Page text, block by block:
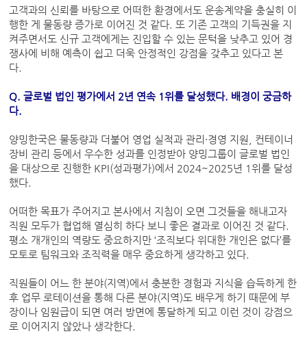
고객과의 신뢰를 바탕으로 어떠한 환경에서도 운송계약을 충실히 이
행한 게 물동량 증가로 이어진 것 같다. 또 기존 고객의 기득권을 지
켜주면서도 신규 고객에게는 진입할 수 있는 문턱을 낮추고 있어 경
쟁사에 비해 예측이 쉽고 더욱 안정적인 강점을 갖추고 있다고 본
다.
Q. 글로벌 법인 평가에서 2년 연속 1위를 달성했다. 배경이 궁금하
다.
양밍한국은 물동량과 더불어 영업 실적과 관리·경영 지원, 컨테이너
장비 관리 등에서 우수한 성과를 인정받아 양밍그룹이 글로벌 법인
을 대상으로 진행한 KPI(성과평가)에서 2024~2025년 1위를 달성
했다.
어떠한 목표가 주어지고 본사에서 지침이 오면 그것들을 해내고자
직원 모두가 협업해 열심히 하다 보니 좋은 결과로 이어진 것 같다.
평소 개개인의 역량도 중요하지만 ‘조직보다 위대한 개인은 없다’를
모토로 팀워크와 조직력을 매우 중요하게 생각하고 있다.
직원들이 어느 한 분야(지역)에서 충분한 경험과 지식을 습득하게 한
후 업무 로테이션을 통해 다른 분야(지역)도 배우게 하기 때문에 부
장이나 임원급이 되면 여러 방면에 통달하게 되고 이런 것이 강점으
로 이어지지 않았나 생각한다.